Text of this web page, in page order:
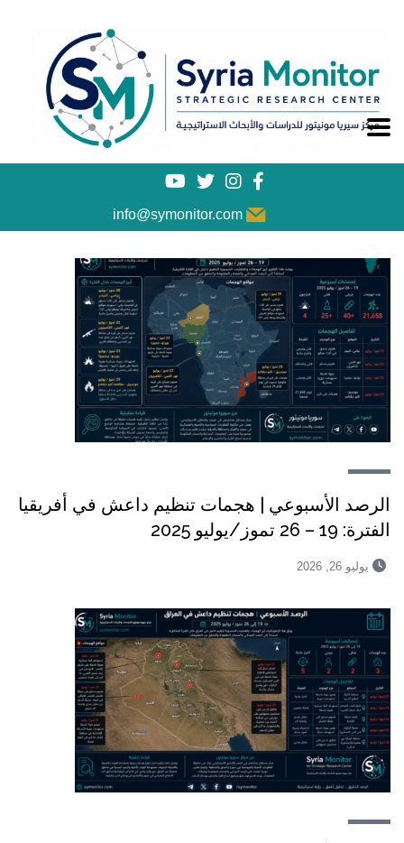
info@symonitor.com
الرصد الأسبوعي | هجمات تنظيم داعش في أفريقيا
الفترة: 19 – 26 تموز/يوليو 2025
يوليو 26, 2026